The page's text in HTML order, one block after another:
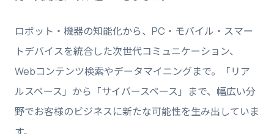
ロボット・機器の知能化から、PC・モバイル・スマー
トデバイスを統合した次世代コミュニケーション、
Webコンテンツ検索やデータマイニングまで。「リア
ルスペース」から「サイバースペース」まで、幅広い分
野でお客様のビジネスに新たな可能性を生み出していま